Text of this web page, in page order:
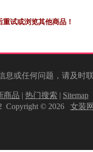
试或浏览其他商品！
或任何问题，请及时
商品 | 热门搜索 | Sitemap
Copyright © 2026 女装网